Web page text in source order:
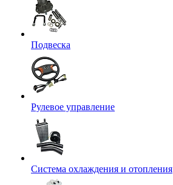
Подвеска
Рулевое управление
Система охлаждения и отопления